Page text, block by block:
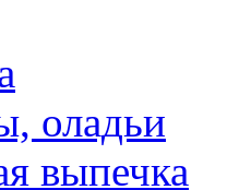
оладьи
выпечка